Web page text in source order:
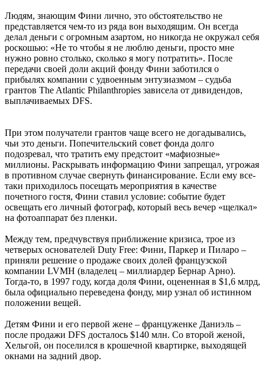
Людям, знающим Фини лично, это обстоятельство не
представляется чем-то из ряда вон выходящим. Он всегда
делал деньги с огромным азартом, но никогда не окружал себя
роскошью: «Не то чтобы я не люблю деньги, просто мне
нужно ровно столько, сколько я могу потратить». После
передачи своей доли акций фонду Фини заботился о
прибылях компании с удвоенным энтузиазмом – судьба
грантов The Atlantic Philanthropies зависела от дивидендов,
выплачиваемых DFS.
При этом получатели грантов чаще всего не догадывались,
чьи это деньги. Попечительский совет фонда долго
подозревал, что тратить ему предстоит «мафиозные»
миллионы. Раскрывать информацию Фини запрещал, угрожая
в противном случае свернуть финансирование. Если ему все-
таки приходилось посещать мероприятия в качестве
почетного гостя, Фини ставил условие: событие будет
освещать его личный фотограф, который весь вечер «щелкал»
на фотоаппарат без пленки.
Между тем, предчувствуя приближение кризиса, трое из
четверых основателей Duty Free: Фини, Паркер и Пиларо –
приняли решение о продаже своих долей французской
компании LVMH (владелец – миллиардер Бернар Арно).
Тогда-то, в 1997 году, когда доля Фини, оцененная в $1,6 млрд,
была официально переведена фонду, мир узнал об истинном
положении вещей.
Детям Фини и его первой жене – француженке Даниэль –
после продажи DFS досталось $140 млн. Со второй женой,
Хельгой, он поселился в крошечной квартирке, выходящей
окнами на задний двор.